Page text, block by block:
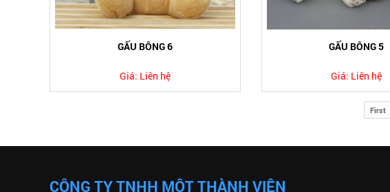
GẤU BÔNG 6
Giá: Liên hệ
GẤU BÔNG 5
Giá: Liên hệ
First
CÔNG TY TNHH MỘT THÀNH VIÊN